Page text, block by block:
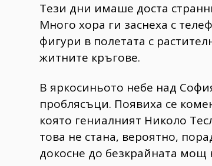
Тези дни имаше доста
Много хора ги заснеха с
фигури в полетата с
житните кръгове.
В яркосиньото небе над
проблясъци. Появиха се
която гениалният Николо
това не стана, вероятно,
докосне до безкрайната мощ